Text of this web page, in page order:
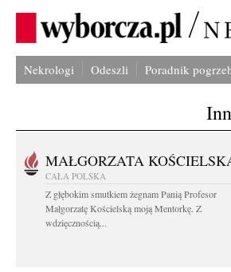
Nekrologi Odeszli Poradnik
MAŁGORZATA
CAŁA POLSKA
Z głębokim smutkiem żegnam Panią Profesor
Małgorzatę Kościelską moją Mentorkę. Z
wdzięcznością...